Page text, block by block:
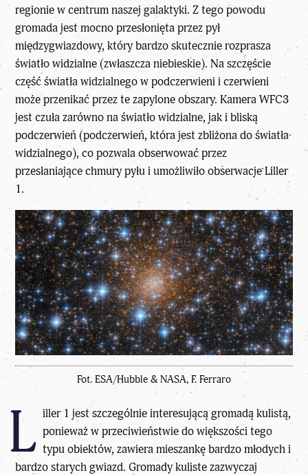
regionie w centrum naszej galaktyki. Z tego powodu
gromada jest mocno przesłonięta przez pył
międzygwiazdowy, który bardzo skutecznie rozprasza
światło widzialne (zwłaszcza niebieskie). Na szczęście
część światła widzialnego w podczerwieni i czerwieni
może przenikać przez te zapylone obszary. Kamera WFC3
jest czuła zarówno na światło widzialne, jak i bliską
podczerwień (podczerwień, która jest zbliżona do światła
widzialnego), co pozwala obserwować przez
przesłaniające chmury pyłu i umożliwiło obserwacje Liller
1.
Fot. ESA/Hubble & NASA, F. Ferraro
L iller 1 jest szczególnie interesującą gromadą kulistą,
ponieważ w przeciwieństwie do większości tego
typu obiektów, zawiera mieszankę bardzo młodych i
bardzo starych gwiazd. Gromady kuliste zazwyczaj